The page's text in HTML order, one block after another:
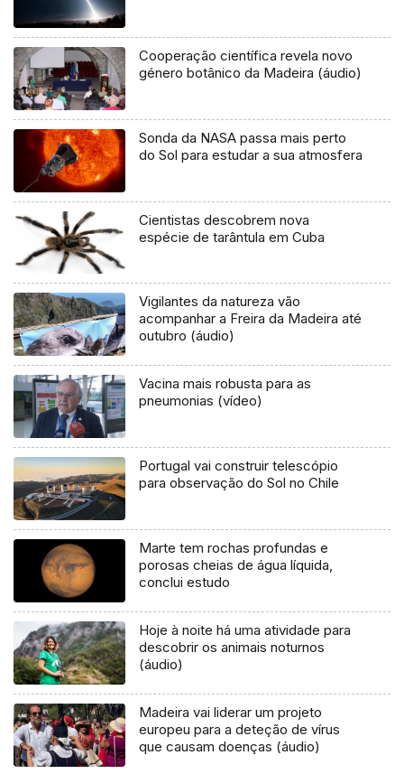
Cooperação científica revela novo
género botânico da Madeira (áudio)
Sonda da NASA passa mais perto
do Sol para estudar a sua atmosfera
Cientistas descobrem nova
espécie de tarântula em Cuba
Vigilantes da natureza vão
acompanhar a Freira da Madeira até
outubro (áudio)
Vacina mais robusta para as
pneumonias (vídeo)
Portugal vai construir telescópio
para observação do Sol no Chile
Marte tem rochas profundas e
porosas cheias de água líquida,
conclui estudo
Hoje à noite há uma atividade para
descobrir os animais noturnos
(áudio)
Madeira vai liderar um projeto
europeu para a deteção de vírus
que causam doenças (áudio)